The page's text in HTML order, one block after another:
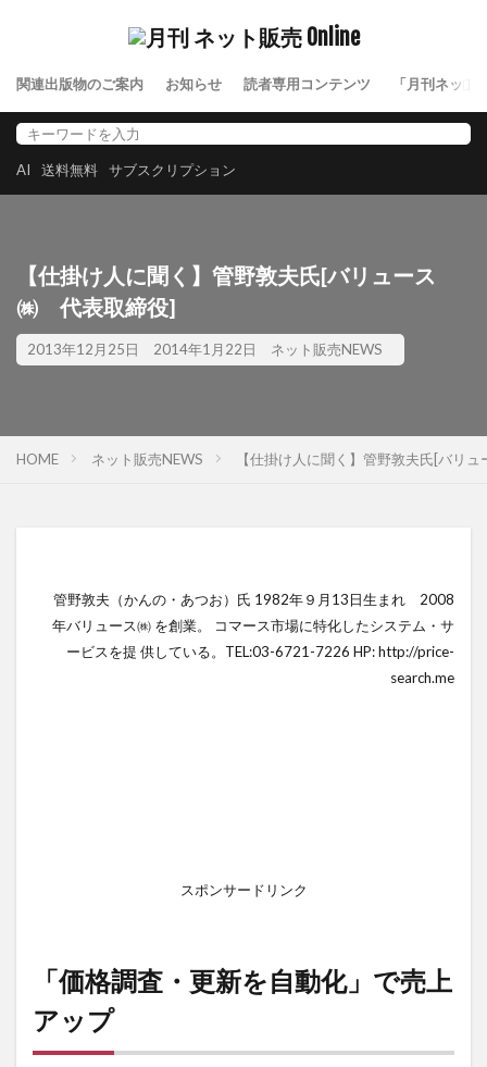
関連出版物のご案内 お知らせ 読者専用コンテンツ 「月刊ネット
AI 送料無料 サブスクリプション
【仕掛け人に聞く】管野敦夫氏[バリュース
㈱ 代表取締役]
2013年12月25日 2014年1月22日 ネット販売NEWS
HOME ネット販売NEWS 【仕掛け人に聞く】管野敦夫氏[バリ
管野敦夫（かんの・あつお）氏 1982年９月13日生まれ 2008
年バリュース㈱ を創業。 コマース市場に特化したシステム・サ
ービスを提 供している。TEL:03-6721-7226 HP: http://price-
search.me
スポンサードリンク
「価格調査・更新を自動化」で売上
アップ